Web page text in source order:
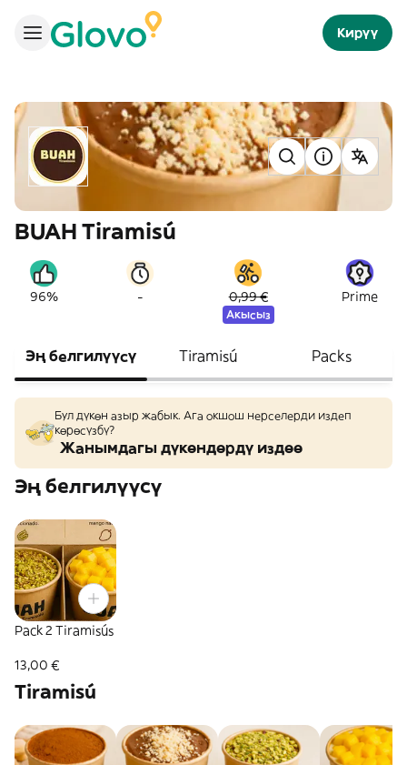
Кирүү
BUAH Tiramisú
96% - 0,99 €
Акысыз
Prime
Эң белгилүүсү Tiramisú Packs
Бул дүкөн азыр жабык. Ага окшош нерселерди издеп
көрөсүзбү?
Жанымдагы дүкөндөрдү издөө
Эң белгилүүсү
Pack 2 Tiramisús
13,00 €
Tiramisú